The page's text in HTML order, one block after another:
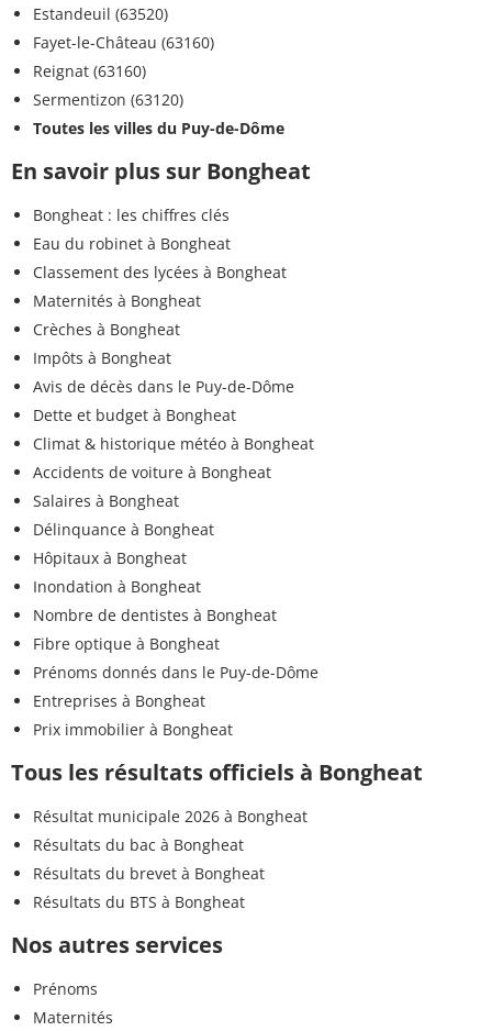
Estandeuil (63520)
Fayet-le-Château (63160)
Reignat (63160)
Sermentizon (63120)
Toutes les villes du Puy-de-Dôme
En savoir plus sur Bongheat
Bongheat : les chiffres clés
Eau du robinet à Bongheat
Classement des lycées à Bongheat
Maternités à Bongheat
Crèches à Bongheat
Impôts à Bongheat
Avis de décès dans le Puy-de-Dôme
Dette et budget à Bongheat
Climat & historique météo à Bongheat
Accidents de voiture à Bongheat
Salaires à Bongheat
Délinquance à Bongheat
Hôpitaux à Bongheat
Inondation à Bongheat
Nombre de dentistes à Bongheat
Fibre optique à Bongheat
Prénoms donnés dans le Puy-de-Dôme
Entreprises à Bongheat
Prix immobilier à Bongheat
Tous les résultats officiels à Bongheat
Résultat municipale 2026 à Bongheat
Résultats du bac à Bongheat
Résultats du brevet à Bongheat
Résultats du BTS à Bongheat
Nos autres services
Prénoms
Maternités